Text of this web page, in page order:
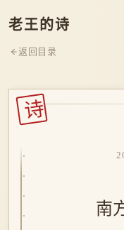
老王的诗
返回目录
诗
南